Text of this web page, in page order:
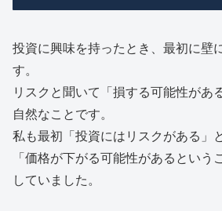
投資に興味を持ったとき、最初に壁
す。
リスクと聞いて「損する可能性があ
自然なことです。
私も最初「投資にはリスクがある」
「価格が下がる可能性があるという
していました。